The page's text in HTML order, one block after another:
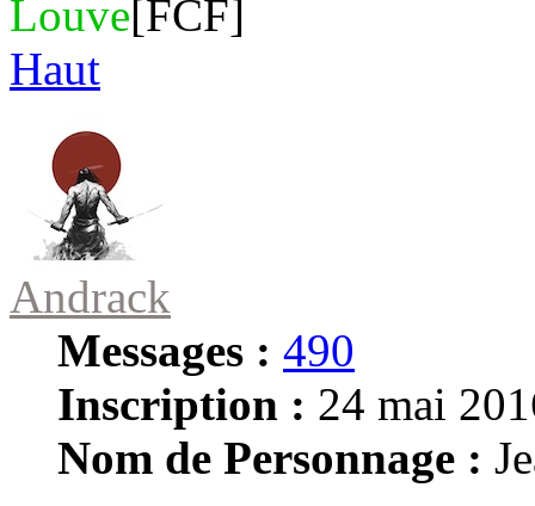
Louve[FCF]
Haut
Andrack
Messages : 490
Inscription : 24 mai
Nom de Personnage :